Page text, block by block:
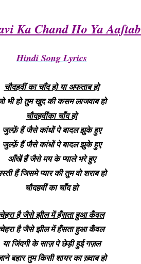
Ka Chand Ho Ya Aaftab
Hindi Song Lyrics
चौदहवीं का चाँद हो या अफताब हो
भी हो तुम खुद की कसम लाजवाब हो
चौदहवींका चाँद हो
जुल्फ़ें हैं जैसे कांधों पे बादल झुके हुए
जुल्फ़ें हैं जैसे कांधों पे बादल झुके हुए
आँखें हैं जैसे मय के प्याले भरे हुए
हैं जिसमे प्यार की तुम वो शराब हो
चौदहवीं का चाँद हो
चेहरा है जैसे झील में हँसता हुआ कँवल
चेहरा है जैसे झील में हँसता हुआ कँवल
या जिंदगी के साज़ पे छेड़ी हुई गज़ल
बहार तुम किसी शायर का ख़्वाब हो